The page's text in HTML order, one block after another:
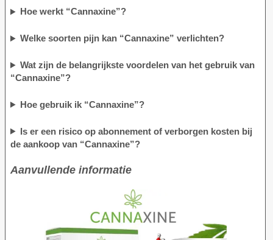
Hoe werkt “Cannaxine”?
Welke soorten pijn kan “Cannaxine” verlichten?
Wat zijn de belangrijkste voordelen van het gebruik van
“Cannaxine”?
Hoe gebruik ik “Cannaxine”?
Is er een risico op abonnement of verborgen kosten bij
de aankoop van “Cannaxine”?
Aanvullende informatie